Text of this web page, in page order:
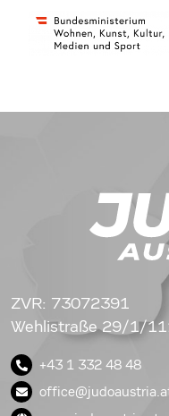
ZVR: 73072391
Wehlistraße 29/1/
+43 1 332 48 48